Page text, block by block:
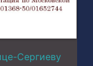
Сергиеву